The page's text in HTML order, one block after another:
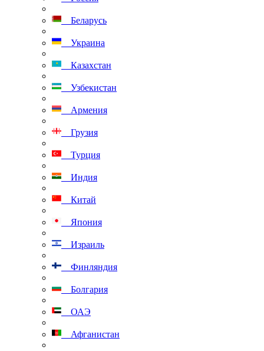
Беларусь
Украина
Казахстан
Узбекистан
Армения
Грузия
Турция
Индия
Китай
Япония
Израиль
Финляндия
Болгария
ОАЭ
Афганистан